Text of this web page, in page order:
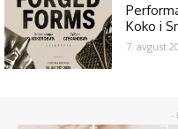
Koko i
7. avgust
-